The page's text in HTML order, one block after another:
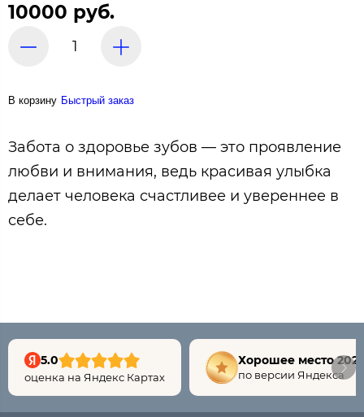
10000 руб.
В корзину Быстрый заказ
Забота о здоровье зубов — это проявление
любви и внимания, ведь красивая улыбка
делает человека счастливее и увереннее в
себе.
5.0
оценка на Яндекс Картах
Хорошее место
по версии Яндекса